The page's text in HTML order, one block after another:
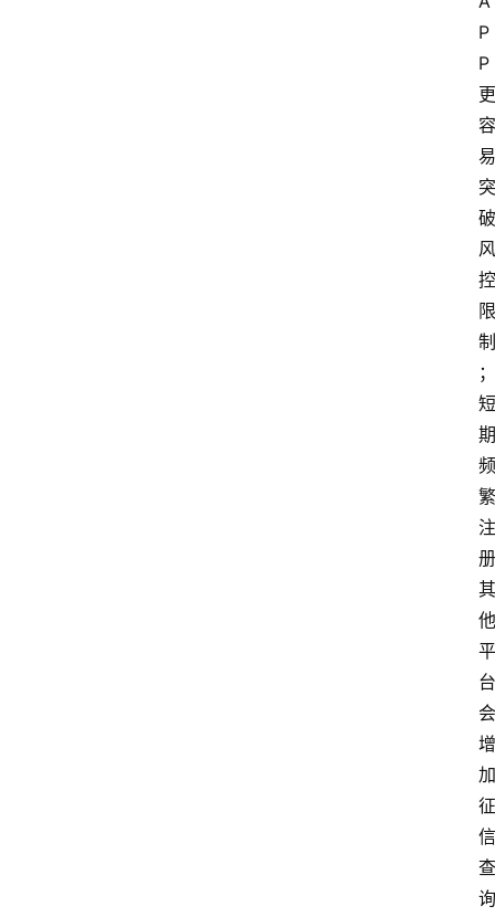
P
P
更
容
易
突
破
风
控
限
制
；
短
期
频
繁
注
册
其
他
平
台
会
增
加
征
信
查
询